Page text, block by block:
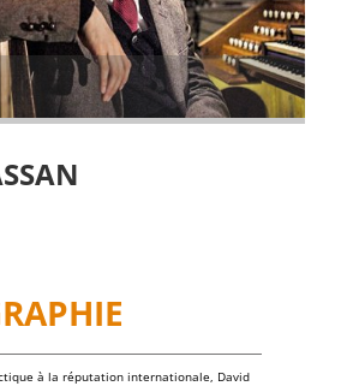
à la réputation internationale, David